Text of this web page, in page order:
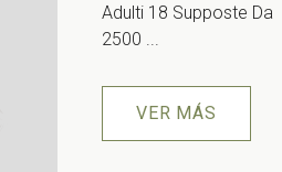
Adulti 18 Supposte Da
2500 ...
VER MÁS